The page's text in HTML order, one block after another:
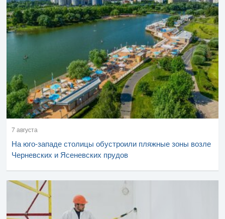
7 августа
На юго-западе столицы обустроили пляжные зоны возле
Черневских и Ясеневских прудов